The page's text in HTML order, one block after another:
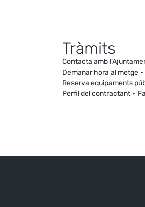
Tràmits
Contacta amb
Demanar hora al metge
Reserva equipaments
Perfil del contractant